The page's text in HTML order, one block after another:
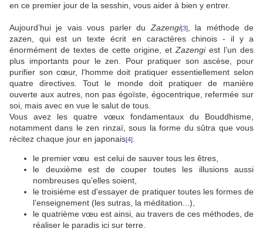
en ce premier jour de la sesshin, vous aider à bien y entrer.
Aujourd’hui je vais vous parler du Zazengi[3], la méthode de
zazen, qui est un texte écrit en caractères chinois - il y a
énormément de textes de cette origine, et Zazengiest l’un des
plus importants pour le zen. Pour pratiquer son ascèse, pour
purifier son cœur, l'homme doit pratiquer essentiellement selon
quatre directives. Tout le monde doit pratiquer de manière
ouverte aux autres, non pas égoïste, égocentrique, refermée sur
soi, mais avec en vue le salut de tous.
Vous avez les quatre vœux fondamentaux du Bouddhisme,
notamment dans le zen rinzaï, sous la forme du sûtra que vous
récitez chaque jour en japonais[4]
le premier vœu est celui de sauver tous les êtres,
le deuxième est de couper toutes les illusions aussi
nombreuses qu’elles soient,
le troisième est d'essayer de pratiquer toutes les formes de
l’enseignement (les sutras, la méditation...),
le quatrième vœu est ainsi, au travers de ces méthodes, de
réaliser le paradis ici sur terre.